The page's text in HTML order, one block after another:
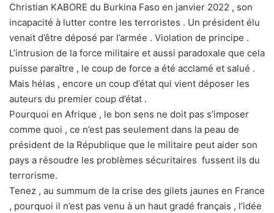
Christian KABORE du Burkina Faso en janvier 2022 , son
incapacité à lutter contre les terroristes . Un président élu
venait d’être déposé par l’armée . Violation de principe .
L’intrusion de la force militaire et aussi paradoxale que cela
puisse paraître , le coup de force a été acclamé et salué .
Mais hélas , encore un coup d’état qui vient déposer les
auteurs du premier coup d’état .
Pourquoi en Afrique , le bon sens ne doit pas s’imposer
comme quoi , ce n’est pas seulement dans la peau de
président de la République que le militaire peut aider son
pays a résoudre les problèmes sécuritaires fussent ils du
terrorisme.
Tenez , au summum de la crise des gilets jaunes en France
, pourquoi il n’est pas venu à un haut gradé français , l’idée